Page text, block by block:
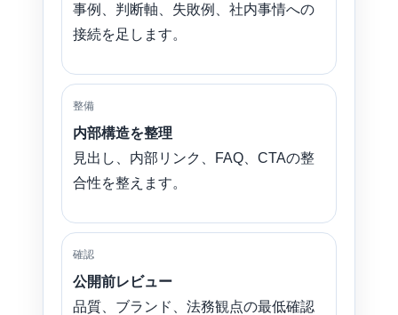
事例、判断軸、失敗例、社内事情への
接続を足します。
整備
内部構造を整理
見出し、内部リンク、FAQ、CTAの整
合性を整えます。
確認
公開前レビュー
品質、ブランド、法務観点の最低確認